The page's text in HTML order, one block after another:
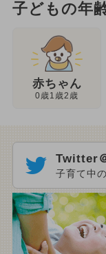
子どもの年
赤ちゃん
0歳1歳2歳
Twitter
子育て中